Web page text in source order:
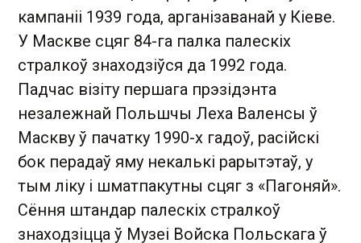
кампаніі 1939 года, арганізаванай у Кіеве.
У Маскве сцяг 84-га палка палескіх
стралкоў знаходзіўся да 1992 года.
Падчас візіту першага прэзідэнта
незалежнай Польшчы Леха Валенсы ў
Маскву ў пачатку 1990-х гадоў, расійскі
бок перадаў яму некалькі рарытэтаў, у
тым ліку і шматпакутны сцяг з «Пагоняй».
Сёння штандар палескіх стралкоў
знаходзіцца ў Музеі Войска Польскага ў